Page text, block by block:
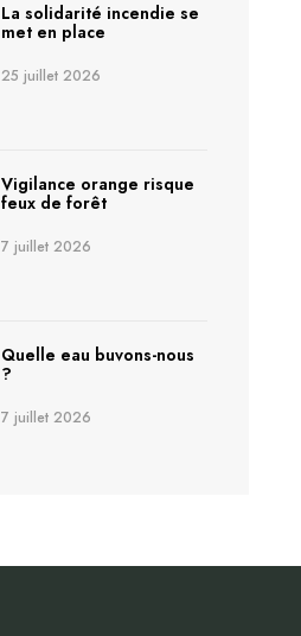
La solidarité incendie se
met en place
25 juillet 2026
Vigilance orange risque
feux de forêt
7 juillet 2026
Quelle eau buvons-nous
?
7 juillet 2026